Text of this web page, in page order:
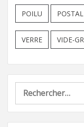
POILU
VERRE VIDE-
Rechercher :